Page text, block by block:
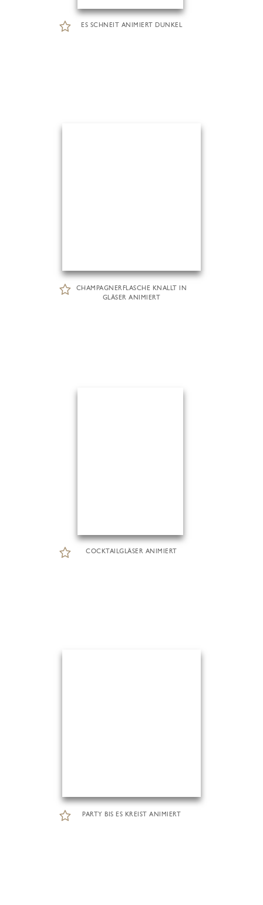
ES SCHNEIT ANIMIERT DUNKEL
CHAMPAGNERFLASCHE KNALLT IN
GLÄSER ANIMIERT
COCKTAILGLÄSER ANIMIERT
PARTY BIS ES KREIST ANIMIERT